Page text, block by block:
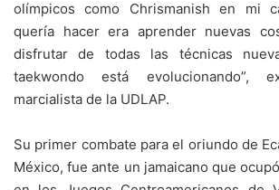
olímpicos como Chrismanish en mi
quería hacer era aprender nuevas
disfrutar de todas las técnicas
taekwondo está evolucionando”,
marcialista de la UDLAP.
Su primer combate para el oriundo de
México, fue ante un jamaicano que